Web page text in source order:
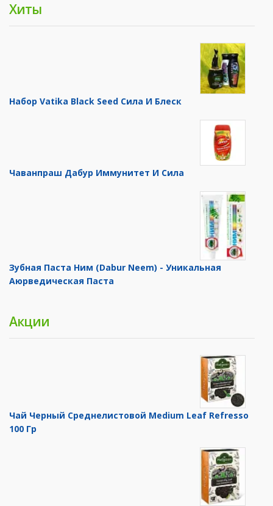
Хиты
Набор Vatika Black Seed Сила И Блеск
Чаванпраш Дабур Иммунитет И Сила
Зубная Паста Ним (Dabur Neem) - Уникальная
Аюрведическая Паста
Акции
Чай Черный Среднелистовой Medium Leaf Refresso
100 Гр